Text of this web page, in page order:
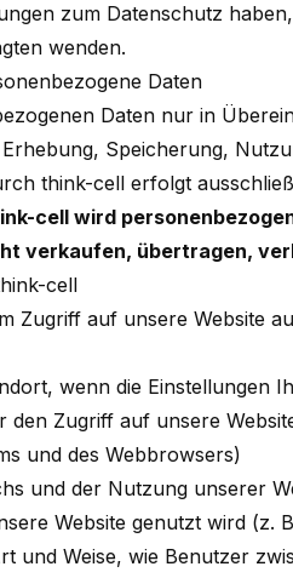
zum Datenschutz
wenden.
Daten
Daten nur in
Speicherung,
think-cell erfolgt
cell wird
verkaufen, übertragen,
cell
Zugriff auf unsere Website
wenn die Einstellungen
den Zugriff auf unsere
und des Webbrowsers)
und der Nutzung unserer
Website genutzt wird (z.
und Weise, wie Benutzer